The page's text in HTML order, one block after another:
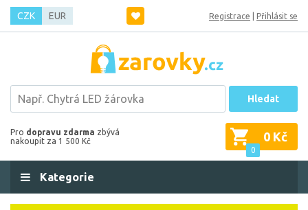
CZK EUR Registrace Přihlásit se
Hledat
Pro dopravu zdarma zbývá
nakoupit za 1 500 Kč
0
0 Kč
Kategorie